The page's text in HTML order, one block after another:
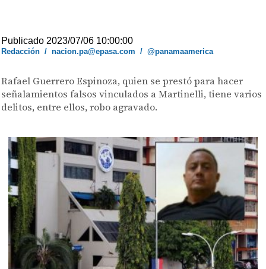
Publicado 2023/07/06 10:00:00
Redacción /nacion.pa@epasa.com /@panamaamerica
Rafael Guerrero Espinoza, quien se prestó para hacer
señalamientos falsos vinculados a Martinelli, tiene varios
delitos, entre ellos, robo agravado.